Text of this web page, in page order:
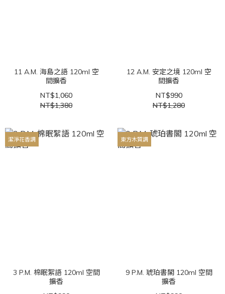
11 A.M. 海島之語 120ml 空
間擴香
NT$1,060
NT$1,380
12 A.M. 安定之境 120ml 空
間擴香
NT$990
NT$1,280
潔淨花香調
3 P.M. 棉眠絮語 120ml 空間
擴香
東方木質調
9 P.M. 琥珀書閣 120ml 空間
擴香